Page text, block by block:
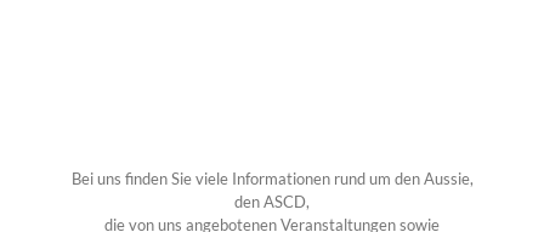
Bei uns finden Sie viele Informationen rund um den Aussie,
den ASCD,
die von uns angebotenen Veranstaltungen sowie